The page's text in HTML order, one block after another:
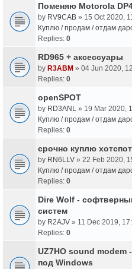
Поменяю Motorola
by RV9CAB » 15 Oct 2020,
Куплю / продам / отдам
Replies: 0
RD965 + аксессуары
by R3ABM » 04 Jun 2020,
Replies: 0
openSPOT
by RD3ANL » 19 Mar 2020,
Куплю / продам / отдам
Replies: 0
срочно куплю хотспот
by RN6LLV » 22 Feb 2020,
Куплю / продам / отдам
Replies: 0
Dire Wolf -
систем
by R2AJV » 11 Dec 2019,
Replies: 0
UZ7HO sound modem
под Windows